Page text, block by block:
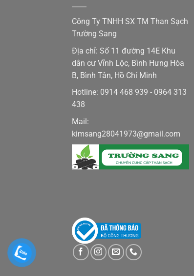
Công Ty TNHH SX TM Than Sạch
Trường Sang
Địa chỉ: Số 11 đường 14E Khu
dân cư Vĩnh Lộc, Bình Hưng Hòa
B, Bình Tân, Hồ Chí Minh
Hotline: 0914 468 939 - 0964 313
438
Mail:
kimsang28041973@gmail.com